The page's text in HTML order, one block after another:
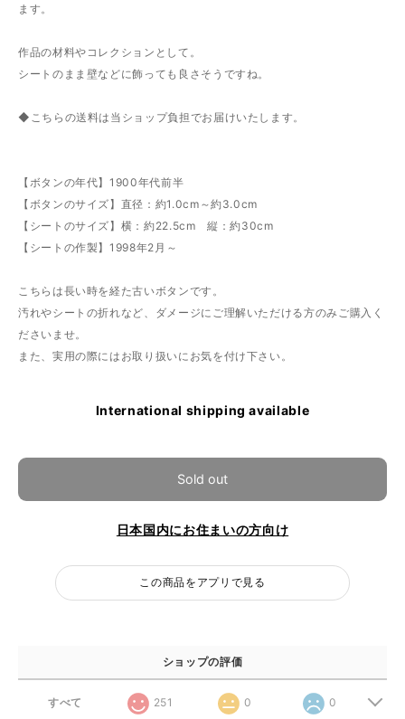
ます。
作品の材料やコレクションとして。
シートのまま壁などに飾っても良さそうですね。
◆こちらの送料は当ショップ負担でお届けいたします。
【ボタンの年代】1900年代前半
【ボタンのサイズ】直径：約1.0cm～約3.0cm
【シートのサイズ】横：約22.5cm 縦：約30cm
【シートの作製】1998年2月～
こちらは長い時を経た古いボタンです。
汚れやシートの折れなど、ダメージにご理解いただける方のみご購入く
ださいませ。
また、実用の際にはお取り扱いにお気を付け下さい。
International shipping available
Sold out
日本国内にお住まいの方向け
この商品をアプリで見る
ショップの評価
すべて 251 0 0